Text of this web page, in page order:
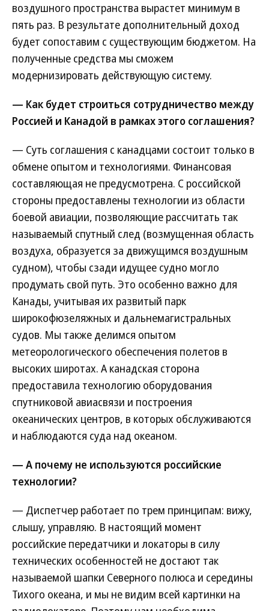
воздушного пространства вырастет минимум в
пять раз. В результате дополнительный доход
будет сопоставим с существующим бюджетом. На
полученные средства мы сможем
модернизировать действующую систему.
— Как будет строиться сотрудничество между
Россией и Канадой в рамках этого соглашения?
— Суть соглашения с канадцами состоит только в
обмене опытом и технологиями. Финансовая
составляющая не предусмотрена. С российской
стороны предоставлены технологии из области
боевой авиации, позволяющие рассчитать так
называемый спутный след (возмущенная область
воздуха, образуется за движущимся воздушным
судном), чтобы сзади идущее судно могло
продумать свой путь. Это особенно важно для
Канады, учитывая их развитый парк
широкофюзеляжных и дальнемагистральных
судов. Мы также делимся опытом
метеорологического обеспечения полетов в
высоких широтах. А канадская сторона
предоставила технологию оборудования
спутниковой авиасвязи и построения
океанических центров, в которых обслуживаются
и наблюдаются суда над океаном.
— А почему не используются российские
технологии?
— Диспетчер работает по трем принципам: вижу,
слышу, управляю. В настоящий момент
российские передатчики и локаторы в силу
технических особенностей не достают так
называемой шапки Северного полюса и середины
Тихого океана, и мы не видим всей картинки на